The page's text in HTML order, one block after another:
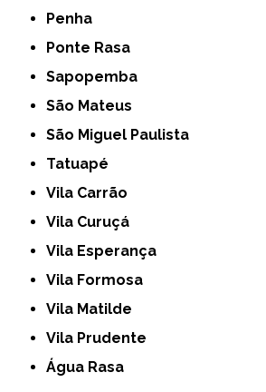
Penha
Ponte Rasa
Sapopemba
São Mateus
São Miguel Paulista
Tatuapé
Vila Carrão
Vila Curuçá
Vila Esperança
Vila Formosa
Vila Matilde
Vila Prudente
Água Rasa